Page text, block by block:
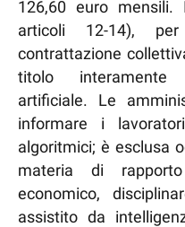
126,60 euro mensili.
articoli 12-14),
contrattazione
titolo interamente
artificiale. Le
informare i
algoritmici; è esclusa
materia di
economico,
assistito da